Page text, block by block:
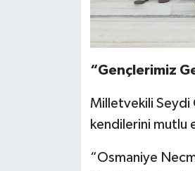
“Gençlerimiz
Milletvekili Seydi
kendilerini mutlu
“Osmaniye